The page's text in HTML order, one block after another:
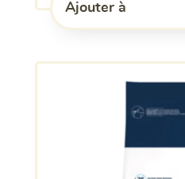
Ajouter à
l'une de mes listes.